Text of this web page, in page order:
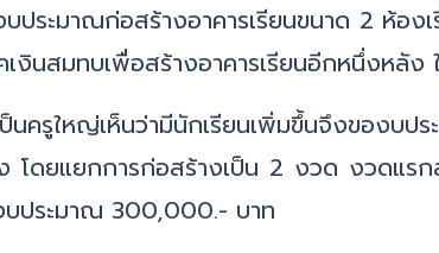
ระมาณก่อสร้างอาคารเรียนขนาด 2 ห้อง
งินสมทบเพื่อสร้างอาคารเรียนอีกหนึ่งหลั
ครูใหญ่เห็นว่ามีนักเรียนเพิ่มขึ้นจึงของบป
ดยแยกการก่อสร้างเป็น 2 งวด งวดแร
บประมาณ 300,000.- บาท